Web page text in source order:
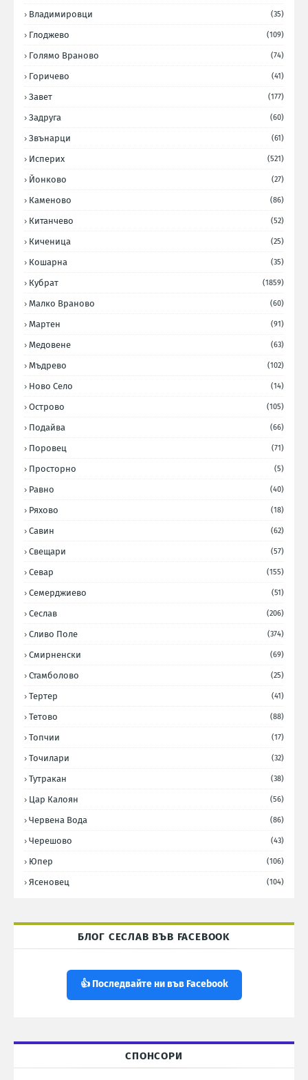
Владимировци (35)
Глоджево (109)
Голямо Враново (74)
Горичево (41)
Завет (177)
Задруга (60)
Звънарци (61)
Исперих (521)
Йонково (27)
Каменово (86)
Китанчево (52)
Киченица (25)
Кошарна (35)
Кубрат (1859)
Малко Враново (60)
Мартен (91)
Медовене (63)
Мъдрево (102)
Ново Село (14)
Острово (105)
Подайва (66)
Поровец (71)
Просторно (5)
Равно (40)
Ряхово (18)
Савин (62)
Свещари (57)
Севар (155)
Семерджиево (51)
Сеслав (206)
Сливо Поле (374)
Смирненски (69)
Стамболово (25)
Тертер (41)
Тетово (88)
Топчии (17)
Точилари (32)
Тутракан (38)
Цар Калоян (56)
Червена Вода (86)
Черешово (43)
Юпер (106)
Ясеновец (104)
БЛОГ СЕСЛАВ ВЪВ FACEBOOK
👍 Последвайте ни във Facebook
СПОНСОРИ